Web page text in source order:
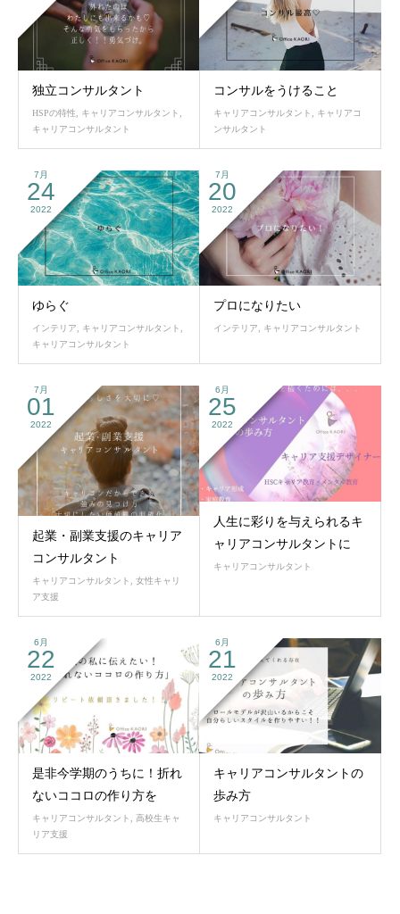
独立コンサルタント
HSPの特性 キャリアコンサルタント
キャリアコンサルタント
コンサルをうけること
キャリアコンサルタント
キャリアコ
ンサルタント
7月
24
2022
ゆらぐ
インテリア キャリアコンサルタント
キャリアコンサルタント
7月
20
2022
プロになりたい
インテリア キャリアコンサルタント
7月
01
2022
起業・副業支援のキャリア
コンサルタント
キャリアコンサルタント
女性キャリ
ア支援
6月
25
2022
人生に彩りを与えられるキ
ャリアコンサルタントに
キャリアコンサルタント
6月
22
2022
是非今学期のうちに！折れ
ないココロの作り方を
キャリアコンサルタント
高校生キャ
リア支援
6月
21
2022
キャリアコンサルタントの
歩み方
キャリアコンサルタント